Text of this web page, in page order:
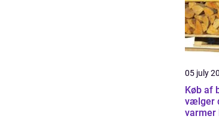
05 july
Køb af
vælger
varmer